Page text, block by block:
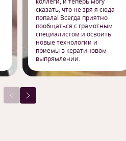
сказать, что не зря я сюда
попала! Всегда приятно
пообщаться с грамотным
специалистом и освоить
новые технологии и
приемы в кератиновом
выпрямлении.